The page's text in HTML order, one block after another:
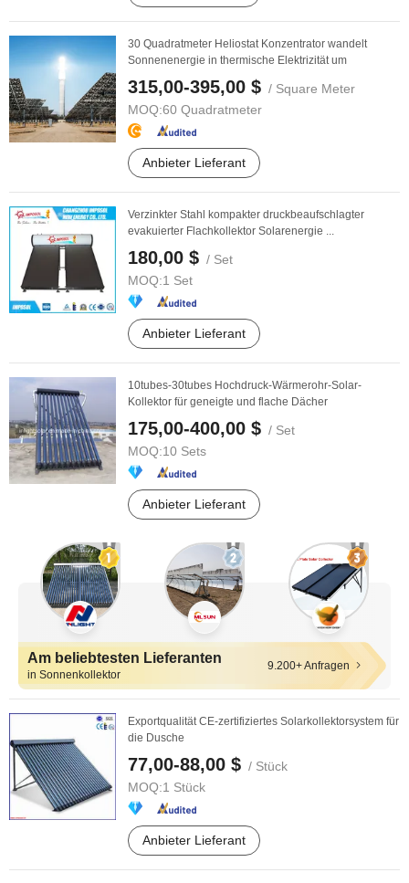
30 Quadratmeter Heliostat Konzentrator wandelt
Sonnenenergie in thermische Elektrizität um
315,00-395,00 $ / Square Meter
MOQ:60 Quadratmeter
Anbieter Lieferant
Verzinkter Stahl kompakter druckbeaufschlagter
evakuierter Flachkollektor Solarenergie ...
180,00 $ / Set
MOQ:1 Set
Anbieter Lieferant
10tubes-30tubes Hochdruck-Wärmerohr-Solar-
Kollektor für geneigte und flache Dächer
175,00-400,00 $ / Set
MOQ:10 Sets
Anbieter Lieferant
Am beliebtesten Lieferanten
in Sonnenkollektor
9.200+ Anfragen
Exportqualität CE-zertifiziertes Solarkollektorsystem für
die Dusche
77,00-88,00 $ / Stück
MOQ:1 Stück
Anbieter Lieferant